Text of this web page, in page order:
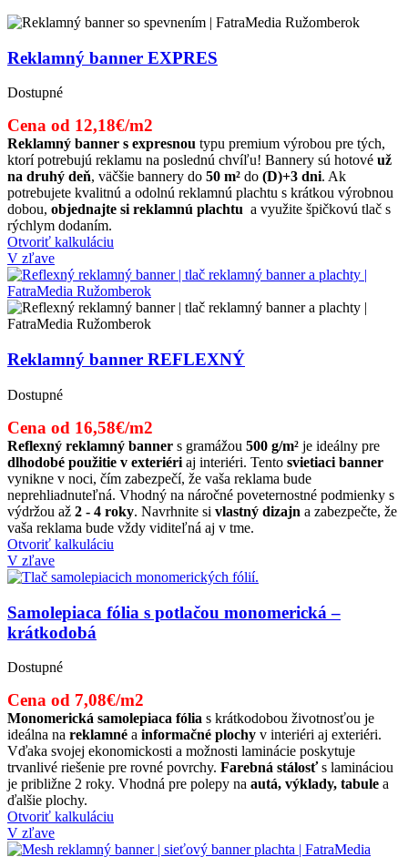
Reklamný banner EXPRES
Dostupné
Cena od 12,18€/m2
Reklamný banner s expresnou typu premium výrobou pre tých,
ktorí potrebujú reklamu na poslednú chvíľu! Bannery sú hotové už
na druhý deň, väčšie bannery do 50 m² do (D)+3 dni. Ak
potrebujete kvalitnú a odolnú reklamnú plachtu s krátkou výrobnou
dobou, objednajte si reklamnú plachtu a využite špičkovú tlač s
rýchlym dodaním.
Otvoriť kalkuláciu
V zľave
Reklamný banner REFLEXNÝ
Dostupné
Cena od 16,58€/m2
Reflexný reklamný banner s gramážou 500 g/m² je ideálny pre
dlhodobé použitie v exteriéri aj interiéri. Tento svietiaci banner
vynikne v noci, čím zabezpečí, že vaša reklama bude
neprehliadnuteľná. Vhodný na náročné poveternostné podmienky s
výdržou až 2 - 4 roky. Navrhnite si vlastný dizajn a zabezpečte, že
vaša reklama bude vždy viditeľná aj v tme.
Otvoriť kalkuláciu
V zľave
Samolepiaca fólia s potlačou monomerická –
krátkodobá
Dostupné
Cena od 7,08€/m2
Monomerická samolepiaca fólia s krátkodobou životnosťou je
ideálna na reklamné a informačné plochy v interiéri aj exteriéri.
Vďaka svojej ekonomickosti a možnosti laminácie poskytuje
trvanlivé riešenie pre rovné povrchy. Farebná stálosťs lamináciou
je približne 2 roky. Vhodná pre polepy na autá, výklady, tabule a
ďalšie plochy.
Otvoriť kalkuláciu
V zľave